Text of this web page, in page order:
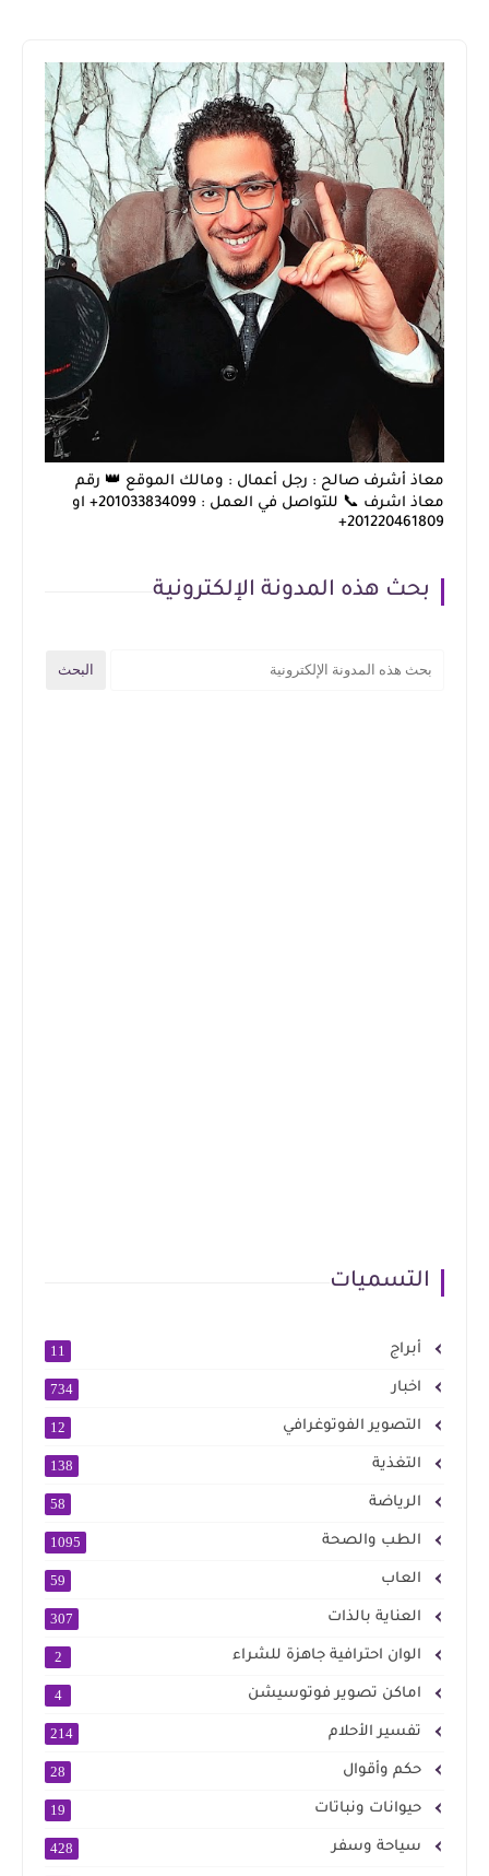
معاذ أشرف صالح : رجل أعمال : ومالك الموقع 👑 رقم
معاذ اشرف 📞 للتواصل في العمل : 201033834099+ او
201220461809+
بحث هذه المدونة الإلكترونية
التسميات
أبراج 11
اخبار 734
التصوير الفوتوغرافي 12
التغذية 138
الرياضة 58
الطب والصحة 1095
العاب 59
العناية بالذات 307
الوان احترافية جاهزة للشراء 2
اماكن تصوير فوتوسيشن 4
تفسير الأحلام 214
حكم وأقوال 28
حيوانات ونباتات 19
سياحة وسفر 428